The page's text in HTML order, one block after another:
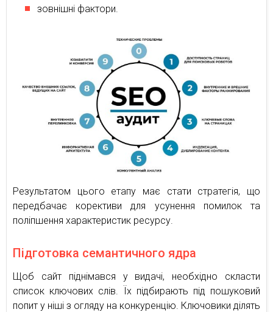
зовнішні фактори.
Результатом цього етапу має стати стратегія, що
передбачає корективи для усунення помилок та
поліпшення характеристик ресурсу.
Підготовка семантичного ядра
Щоб сайт піднімався у видачі, необхідно скласти
список ключових слів. Їх підбирають під пошуковий
попит у ніші з огляду на конкуренцію. Ключовики ділять